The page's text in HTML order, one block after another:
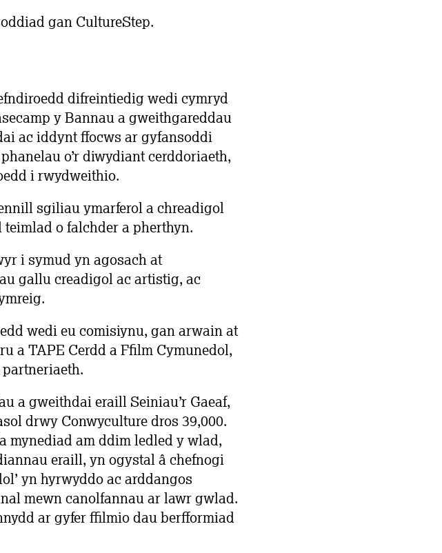
gan CultureStep.
difreintiedig wedi cymryd
y Bannau a gweithgareddau
ac iddynt ffocws ar gyfansoddi
o’r diwydiant cerddoriaeth,
i rwydweithio.
sgiliau ymarferol a chreadigol
teimlad o falchder a pherthyn.
i symud yn agosach at
gallu creadigol ac artistig, ac
wedi eu comisiynu, gan arwain at
a TAPE Cerdd a Ffilm Cymunedol,
a gweithdai eraill Seiniau’r Gaeaf,
drwy Conwyculture dros 39,000.
mynediad am ddim ledled y wlad,
eraill, yn ogystal â chefnogi
yn hyrwyddo ac arddangos
mewn canolfannau ar lawr gwlad.
ar gyfer ffilmio dau berfformiad